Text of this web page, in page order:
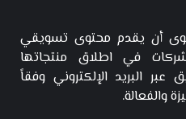
أن يقدم محتوى تسويقي
في اطلاق منتجاتها
البريد الإلكتروني وفقاً
والفعالة.